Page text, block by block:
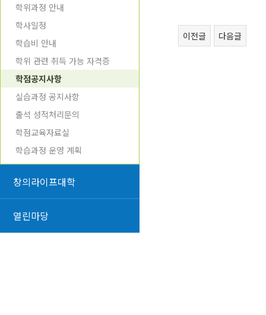
학위과정 안내
학사일정
학습비 안내
학위 관련 취득 가능 자격증
학점공지사항
실습과정 공지사항
출석 성적처리문의
학점교육자료실
학습과정 운영 계획
창의라이프대학
열린마당
이전글 다음글